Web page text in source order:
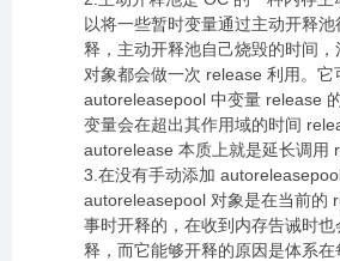
以将一些暂时变量通过主动开释
释，主动开释池自己烧毁的时间，
对象都会做一次 release 利用。它
autoreleasepool 中变量 release
变量会在超出其作用域的时间
autorelease 本质上就是延长调用
3.在没有手动添加
autoreleasepool 对象是在当前的
事时开释的，在收到内存告诫时
释，而它能够开释的原因是体系